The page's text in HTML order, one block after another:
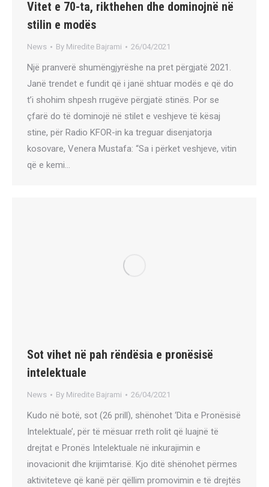
Vitet e 70-ta, rikthehen dhe dominojnë në
stilin e modës
News By Miredite Bajrami 26/04/2021
Një pranverë shumëngjyrëshe na pret përgjatë 2021.
Janë trendet e fundit që i janë shtuar modës e që do
t’i shohim shpesh rrugëve përgjatë stinës. Por se
çfarë do të dominojë në stilet e veshjeve të kësaj
stine, për Radio KFOR-in ka treguar disenjatorja
kosovare, Venera Mustafa: “Sa i përket veshjeve, vitin
që e kemi…
Sot vihet në pah rëndësia e pronësisë
intelektuale
News By Miredite Bajrami 26/04/2021
Kudo në botë, sot (26 prill), shënohet ‘Dita e Pronësisë
Intelektuale’, për të mësuar rreth rolit që luajnë të
drejtat e Pronës Intelektuale në inkurajimin e
inovacionit dhe krijimtarisë. Kjo ditë shënohet përmes
aktiviteteve që kanë për qëllim promovimin e të drejtës